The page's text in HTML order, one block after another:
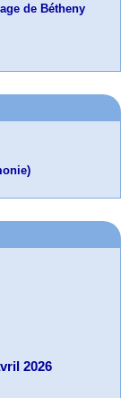
de Bétheny
2026